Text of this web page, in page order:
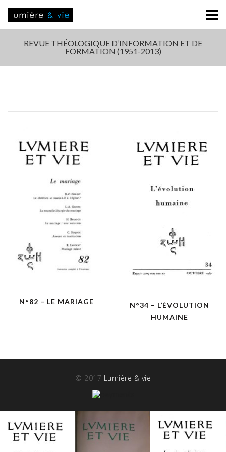
REVUE THÉOLOGIQUE D’INFORMATION ET DE
FORMATION (1951-2013)
N°82 – LE MARIAGE
N°34 – L’ÉVOLUTION
HUMAINE
© 2017 Lumière & vie